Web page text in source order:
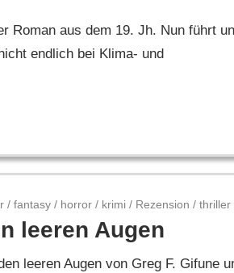
Roman aus dem 19. Jh. Nun führt
endlich bei Klima- und
/fantasy / horror / krimi / Rezension /thriller
leeren Augen
leeren Augen von Greg F. Gifune